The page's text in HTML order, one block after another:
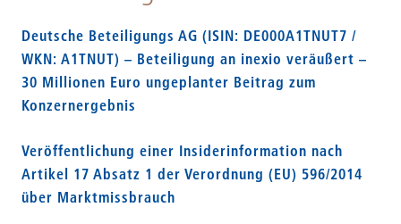
Deutsche Beteiligungs AG (ISIN: DE000A1TNUT7 /
WKN: A1TNUT) – Beteiligung an inexio veräußert –
30 Millionen Euro ungeplanter Beitrag zum
Konzernergebnis
Veröffentlichung einer Insiderinformation nach
Artikel 17 Absatz 1 der Verordnung (EU) 596/2014
über Marktmissbrauch